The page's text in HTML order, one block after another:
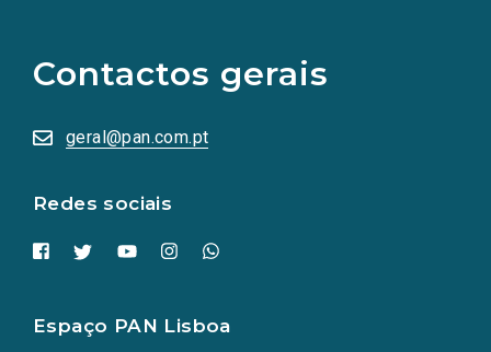
Contactos gerais
geral@pan.com.pt
Redes sociais
redes
sociais
numa
nova
Espaço PAN Lisboa